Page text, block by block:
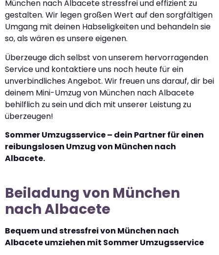
München nach Albacete stressfrei und effizient zu
gestalten. Wir legen großen Wert auf den sorgfältigen
Umgang mit deinen Habseligkeiten und behandeln sie
so, als wären es unsere eigenen.
Überzeuge dich selbst von unserem hervorragenden
Service und kontaktiere uns noch heute für ein
unverbindliches Angebot. Wir freuen uns darauf, dir bei
deinem Mini-Umzug von München nach Albacete
behilflich zu sein und dich mit unserer Leistung zu
überzeugen!
Sommer Umzugsservice – dein Partner für einen
reibungslosen Umzug von München nach
Albacete.
Beiladung von München
nach Albacete
Bequem und stressfrei von München nach
Albacete umziehen mit Sommer Umzugsservice